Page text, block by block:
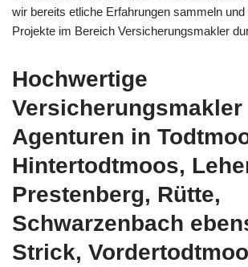
wir bereits etliche Erfahrungen sammeln
Projekte im Bereich Versicherungsmakler
Hochwertige
Versicherungsmakler
Agenturen in
Hintertodtmoos,
Prestenberg, Rütte,
Schwarzenbach
Strick,